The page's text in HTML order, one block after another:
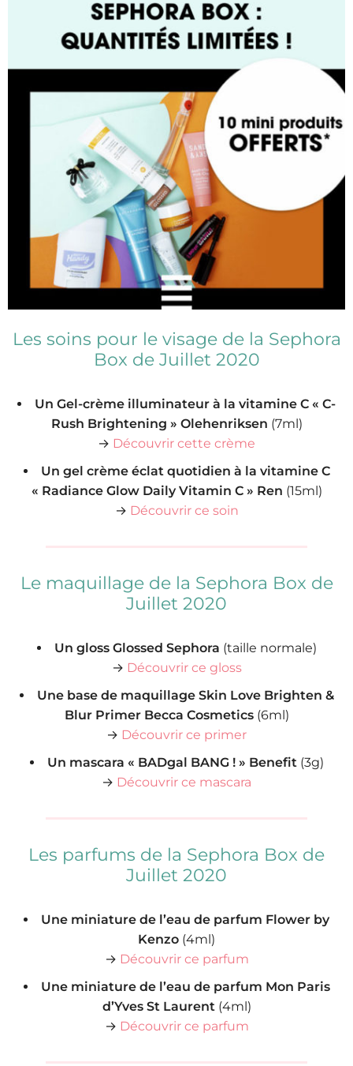
Les soins pour le visage de la Sephora
Box de Juillet 2020
Un Gel-crème illuminateur à la vitamine C « C-
Rush Brightening » Olehenriksen (7ml)
→ Découvrir cette crème
Un gel crème éclat quotidien à la vitamine C
« Radiance Glow Daily Vitamin C » Ren (15ml)
→ Découvrir ce soin
Le maquillage de la Sephora Box de
Juillet 2020
Un gloss Glossed Sephora (taille normale)
→ Découvrir ce gloss
Une base de maquillage Skin Love Brighten &
Blur Primer Becca Cosmetics(6ml)
→ Découvrir ce primer
Un mascara « BADgal BANG ! » Benefit(3g)
→ Découvrir ce mascara
Les parfums de la Sephora Box de
Juillet 2020
Une miniature de l’eau de parfum Flower by
Kenzo (4ml)
→ Découvrir ce parfum
Une miniature de l’eau de parfum Mon Paris
d’Yves St Laurent (4ml)
→ Découvrir ce parfum